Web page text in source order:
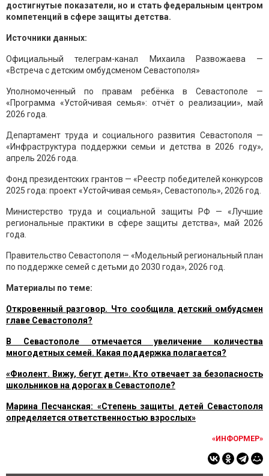
достигнутые показатели, но и стать федеральным центром
компетенций в сфере защиты детства.
Источники данных:
Официальный телеграм-канал Михаила Развожаева —
«Встреча с детским омбудсменом Севастополя»
Уполномоченный по правам ребёнка в Севастополе —
«Программа «Устойчивая семья»: отчёт о реализации», май
2026 года.
Департамент труда и социального развития Севастополя —
«Инфраструктура поддержки семьи и детства в 2026 году»,
апрель 2026 года.
Фонд президентских грантов — «Реестр победителей конкурсов
2025 года: проект «Устойчивая семья», Севастополь», 2026 год.
Министерство труда и социальной защиты РФ — «Лучшие
региональные практики в сфере защиты детства», май 2026
года.
Правительство Севастополя — «Модельный региональный план
по поддержке семей с детьми до 2030 года», 2026 год.
Материалы по теме:
Откровенный разговор. Что сообщила детский омбудсмен
главе Севастополя?
В Севастополе отмечается увеличение количества
многодетных семей. Какая поддержка полагается?
«Фиолент. Вижу, бегут дети». Кто отвечает за безопасность
школьников на дорогах в Севастополе?
Марина Песчанская: «Степень защиты детей Севастополя
определяется ответственностью взрослых»
«ИНФОРМЕР»